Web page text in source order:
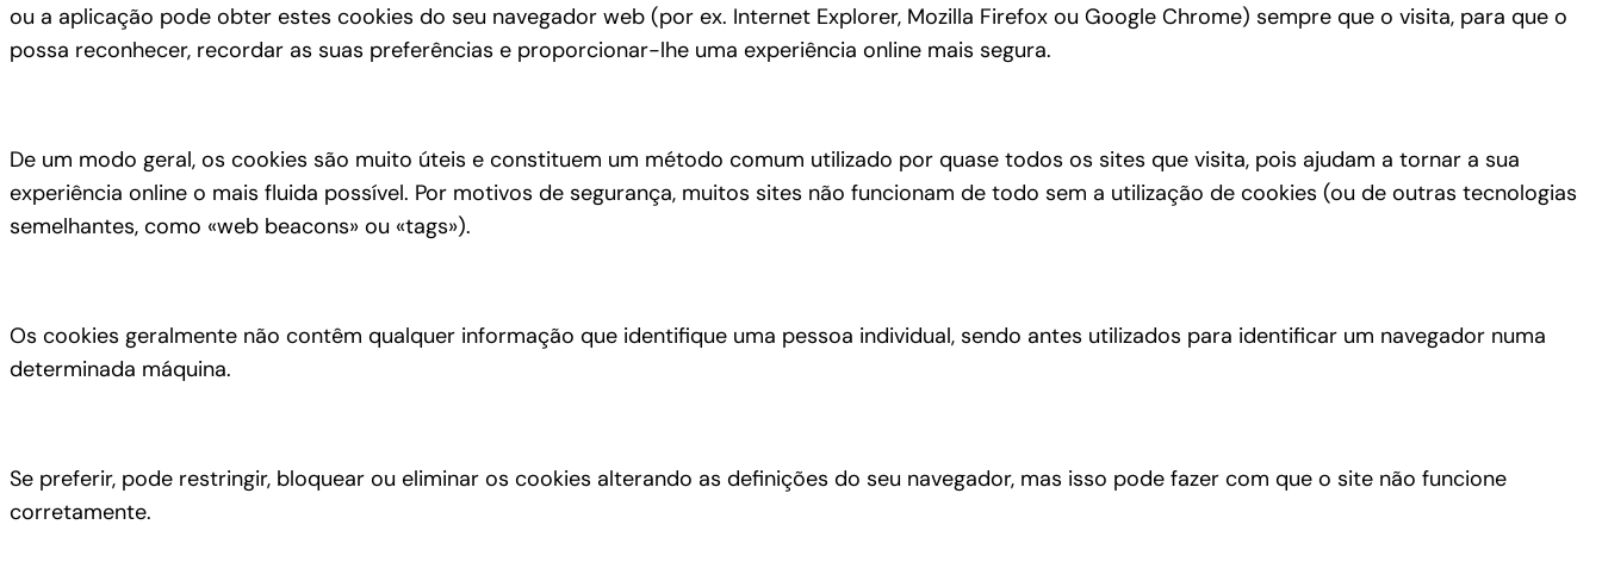
ou a aplicação pode obter estes cookies do seu navegador web (por ex. Internet Explorer, Mozilla Firefox ou Google Chrome) sempre que o visita, para que o
possa reconhecer, recordar as suas preferências e proporcionar-lhe uma experiência online mais segura.
De um modo geral, os cookies são muito úteis e constituem um método comum utilizado por quase todos os sites que visita, pois ajudam a tornar a sua
experiência online o mais fluida possível. Por motivos de segurança, muitos sites não funcionam de todo sem a utilização de cookies (ou de outras tecnologias
semelhantes, como «web beacons» ou «tags»).
Os cookies geralmente não contêm qualquer informação que identifique uma pessoa individual, sendo antes utilizados para identificar um navegador numa
determinada máquina.
Se preferir, pode restringir, bloquear ou eliminar os cookies alterando as definições do seu navegador, mas isso pode fazer com que o site não funcione
corretamente.